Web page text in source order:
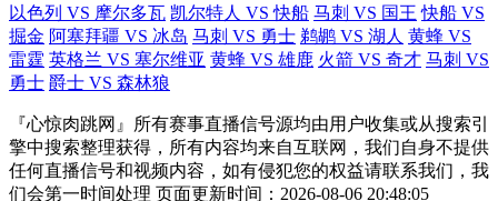
以色列 VS 摩尔多瓦 凯尔特人 VS 快船 马刺 VS 国王 快船 VS
掘金 阿塞拜疆 VS 冰岛 马刺 VS 勇士 鹈鹕 VS 湖人 黄蜂 VS
雷霆 英格兰 VS 塞尔维亚 黄蜂 VS 雄鹿 火箭 VS 奇才 马刺 VS
勇士 爵士 VS 森林狼
『心惊肉跳网』所有赛事直播信号源均由用户收集或从搜索引
擎中搜索整理获得，所有内容均来自互联网，我们自身不提供
任何直播信号和视频内容，如有侵犯您的权益请联系我们，我
们会第一时间处理 页面更新时间：2026-08-06 20:48:05